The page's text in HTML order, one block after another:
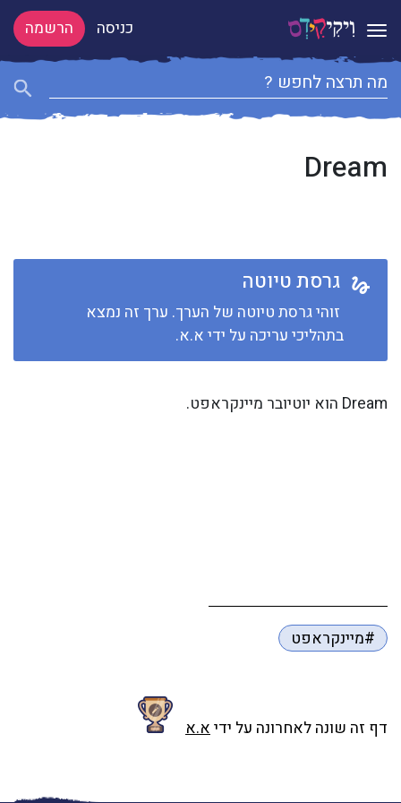
Toggle navigation כניסה הרשמה
Dream
גרסת טיוטה
זוהי גרסת טיוטה של הערך. ערך זה נמצא
בתהליכי עריכה על ידי א.א.
Dream הוא יוטיובר מיינקראפט.
#מיינקראפט
דף זה שונה לאחרונה על ידיא.א